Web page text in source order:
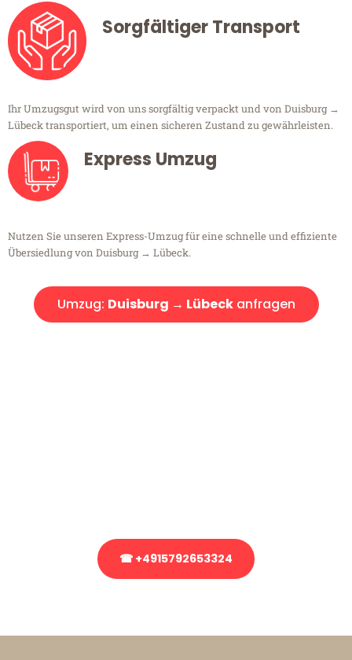
Sorgfältiger Transport
Ihr Umzugsgut wird von uns sorgfältig verpackt und von Duisburg →
Lübeck transportiert, um einen sicheren Zustand zu gewährleisten.
Express Umzug
Nutzen Sie unseren Express-Umzug für eine schnelle und effiziente
Übersiedlung von Duisburg → Lübeck.
Umzug: Duisburg → Lübeckanfragen
☎ +4915792653324